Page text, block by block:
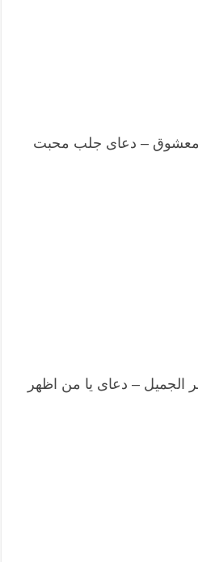
– دعای جلب محبت
الجمیل – دعای یا من اظهر